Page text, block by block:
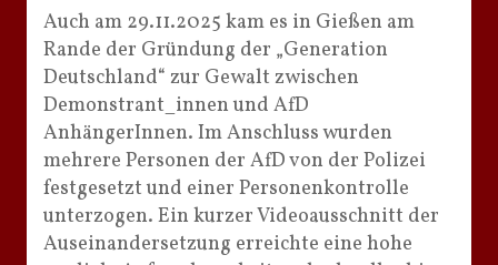
Auch am 29.11.2025 kam es in Gießen am
Rande der Gründung der „Generation
Deutschland“ zur Gewalt zwischen
Demonstrant_innen und AfD
AnhängerInnen. Im Anschluss wurden
mehrere Personen der AfD von der Polizei
festgesetzt und einer Personenkontrolle
unterzogen. Ein kurzer Videoausschnitt der
Auseinandersetzung erreichte eine hohe